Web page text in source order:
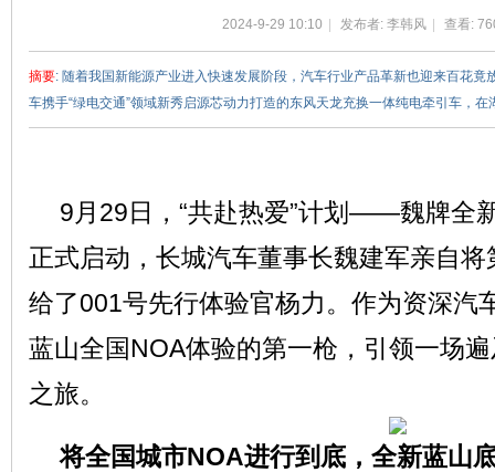
2024-9-29 10:10 发布者: 李韩风 查看:
摘要: 随着我国新能源产业进入快速发展阶段，汽车行业产品革新也迎来百花
车携手“绿电交通”领域新秀启源芯动力打造的东风天龙充换一体纯电牵引车，在
9月29日，“共赴热爱”计划——魏牌全
正式启动，长城汽车董事长魏建军亲自
给了001号先行体验官杨力。作为资深汽
蓝山全国NOA体验的第一枪，引领一场
之旅。
将全国城市NOA进行到底，全新蓝山